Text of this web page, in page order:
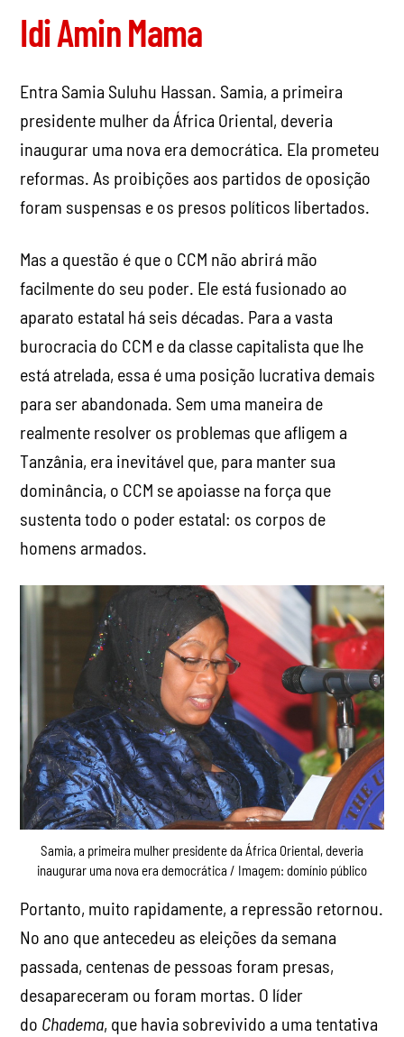
Idi Amin Mama
Entra Samia Suluhu Hassan. Samia, a primeira
presidente mulher da África Oriental, deveria
inaugurar uma nova era democrática. Ela prometeu
reformas. As proibições aos partidos de oposição
foram suspensas e os presos políticos libertados.
Mas a questão é que o CCM não abrirá mão
facilmente do seu poder. Ele está fusionado ao
aparato estatal há seis décadas. Para a vasta
burocracia do CCM e da classe capitalista que lhe
está atrelada, essa é uma posição lucrativa demais
para ser abandonada. Sem uma maneira de
realmente resolver os problemas que afligem a
Tanzânia, era inevitável que, para manter sua
dominância, o CCM se apoiasse na força que
sustenta todo o poder estatal: os corpos de
homens armados.
Samia, a primeira mulher presidente da África Oriental, deveria
inaugurar uma nova era democrática / Imagem: domínio público
Portanto, muito rapidamente, a repressão retornou.
No ano que antecedeu as eleições da semana
passada, centenas de pessoas foram presas,
desapareceram ou foram mortas. O líder
do Chadema, que havia sobrevivido a uma tentativa